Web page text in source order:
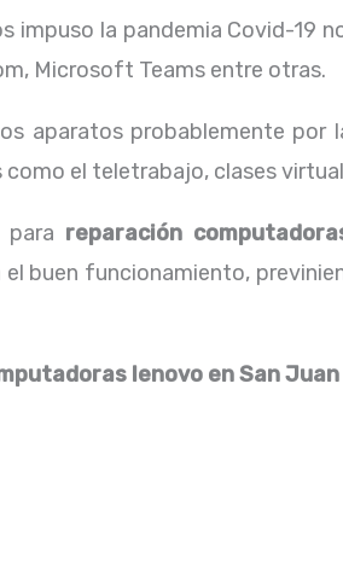
la pandemia Covid-19
Microsoft Teams entre otras.
aparatos probablemente por
el teletrabajo, clases
reparación
buen funcionamiento,
lenovo en San